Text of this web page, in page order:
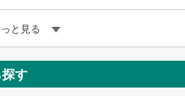
と見る
す